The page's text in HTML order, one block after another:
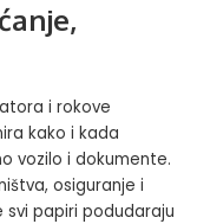
i rokove
kako i kada
vozilo i dokumente.
osiguranje i
svi papiri podudaraju